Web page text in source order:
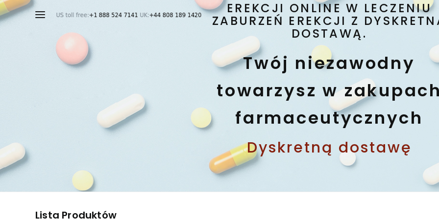
EREKCJI ONLINE W LECZENIU
ZABURZEŃ EREKCJI Z
DOSTAWĄ.
Twój niezawodny
towarzysz w
farmaceutycznych
Dyskretną dostawę
Lista Produktów